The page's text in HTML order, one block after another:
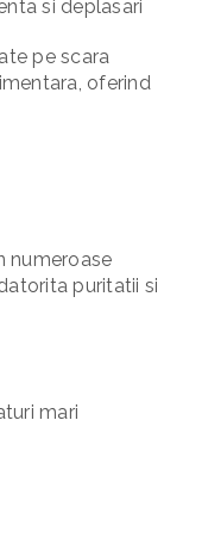
si deplasari
pe scara
oferind
numeroase
puritatii si
mari